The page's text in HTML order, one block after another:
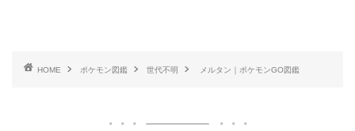
HOME ポケモン図鑑 世代不明 メルタン｜ポケモンGO図鑑